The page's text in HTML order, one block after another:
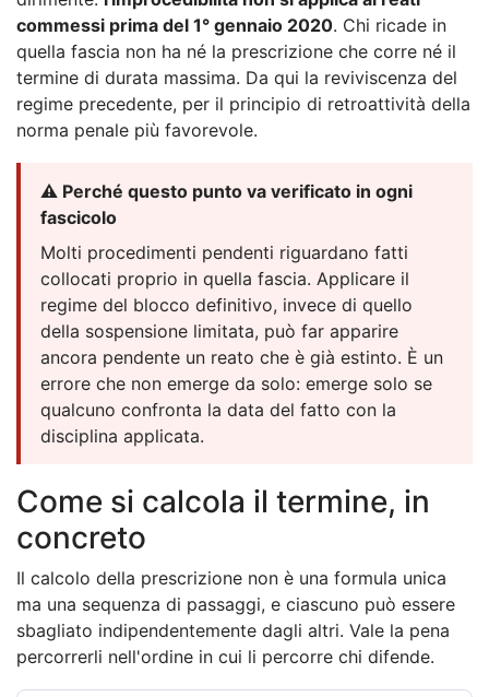
commessi prima del 1° gennaio 2020. Chi ricade in
quella fascia non ha né la prescrizione che corre né il
termine di durata massima. Da qui la reviviscenza del
regime precedente, per il principio di retroattività della
norma penale più favorevole.
⚠️ Perché questo punto va verificato in ogni
fascicolo
Molti procedimenti pendenti riguardano fatti
collocati proprio in quella fascia. Applicare il
regime del blocco definitivo, invece di quello
della sospensione limitata, può far apparire
ancora pendente un reato che è già estinto. È un
errore che non emerge da solo: emerge solo se
qualcuno confronta la data del fatto con la
disciplina applicata.
Come si calcola il termine, in
concreto
Il calcolo della prescrizione non è una formula unica
ma una sequenza di passaggi, e ciascuno può essere
sbagliato indipendentemente dagli altri. Vale la pena
percorrerli nell'ordine in cui li percorre chi difende.